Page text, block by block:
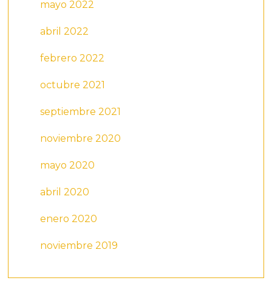
mayo 2022
abril 2022
febrero 2022
octubre 2021
septiembre 2021
noviembre 2020
mayo 2020
abril 2020
enero 2020
noviembre 2019